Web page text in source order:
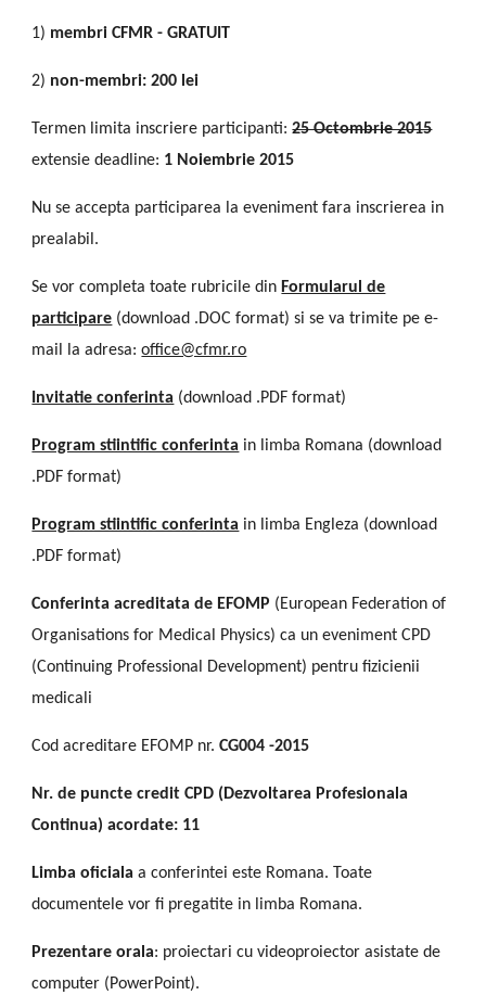
1) membri CFMR - GRATUIT
2) non-membri: 200 lei
Termen limita inscriere participanti:25 Octombrie 2015
extensie deadline: 1 Noiembrie 2015
Nu se accepta participarea la eveniment fara inscrierea in
prealabil.
Se vor completa toate rubricile din Formularul de
participare (download .DOC format) si se va trimite pe e-
mail la adresa: office@cfmr.ro
Invitatie conferinta (download .PDF format)
Program stiintific conferinta in limba Romana (download
.PDF format)
Program stiintific conferinta in limba Engleza (download
.PDF format)
Conferinta acreditata de EFOMP (European Federation of
Organisations for Medical Physics) ca un eveniment CPD
(Continuing Professional Development) pentru fizicienii
medicali
Cod acreditare EFOMP nr.CG004 -2015
Nr. de puncte credit CPD (Dezvoltarea Profesionala
Continua) acordate: 11
Limba oficiala a conferintei este Romana. Toate
documentele vor fi pregatite in limba Romana.
Prezentare orala: proiectari cu videoproiector asistate de
computer (PowerPoint).